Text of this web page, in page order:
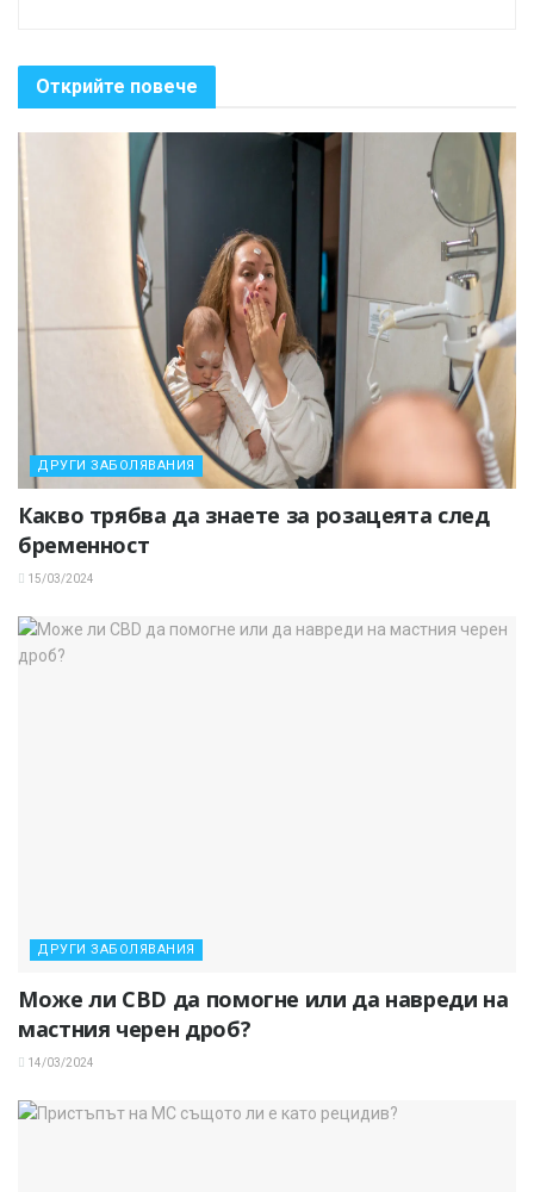
Открийте повече
ДРУГИ ЗАБОЛЯВАНИЯ
Какво трябва да знаете за розацеята след
бременност
15/03/2024
ДРУГИ ЗАБОЛЯВАНИЯ
Може ли CBD да помогне или да навреди на
мастния черен дроб?
14/03/2024